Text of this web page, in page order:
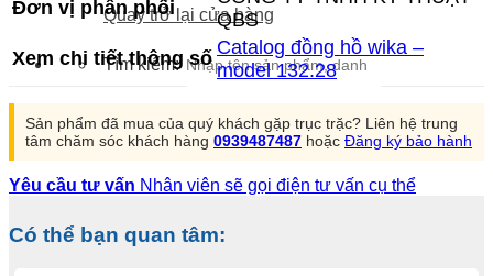
Quay trở lại cửa hàng
Tìm kiếm:
Đơn vị phân phối
QBS
Xem chi tiết thông số Catalog đồng hồ wika –
model 132.28
Sản phẩm đã mua của quý khách gặp trục trặc? Liên hệ trung
tâm chăm sóc khách hàng 0939487487 hoặc Đăng ký bảo hành
Yêu cầu tư vấn Nhân viên sẽ gọi điện tư vấn cụ thể
Có thể bạn quan tâm: